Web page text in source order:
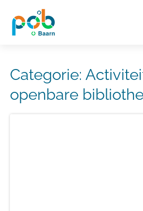
Categorie:
openbare